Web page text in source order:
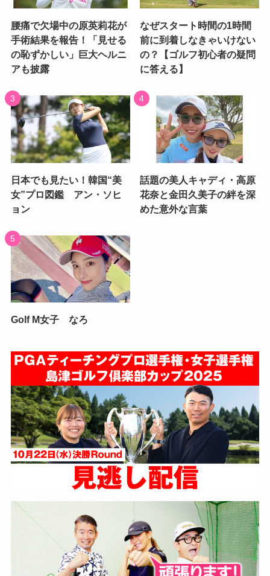
腰痛で欠場中の原英莉花が
手術結果を報告！「見せる
の恥ずかしい」巨大ヘルニ
アも披露
なぜスタート時間の1時間
前に到着しなきゃいけない
の？【ゴルフ初心者の疑問
に答える】
日本でも見たい！韓国“美
女”プロ図鑑 アン・ソヒ
ョン
話題の美人キャディ・高原
花奈と金田久美子の絆を深
めた意外な言葉
Golf M女子 なろ